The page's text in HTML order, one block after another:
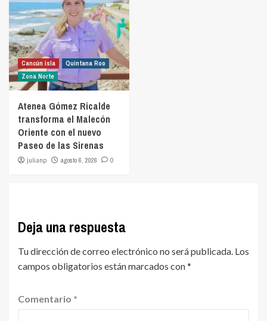
Cancún isla
Quintana Roo
Zona Norte
Atenea Gómez Ricalde
transforma el Malecón
Oriente con el nuevo
Paseo de las Sirenas
julianp agosto 6, 2026 0
Deja una respuesta
Tu dirección de correo electrónico no será publicada. Los
campos obligatorios están marcados con*
Comentario *